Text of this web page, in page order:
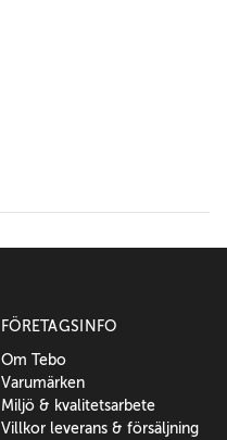
FÖRETAGSINFO
Om Tebo
Varumärken
Miljö & kvalitetsarbete
Villkor leverans & försäljning